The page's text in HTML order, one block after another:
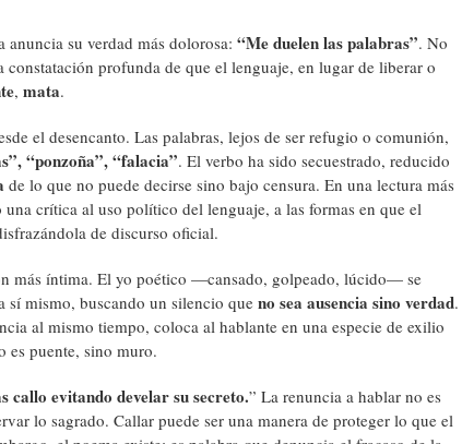
su verdad más dolorosa: “Me duelen las palabras”. No
profunda de que el lenguaje, en lugar de liberar o
, mata.
el desencanto. Las palabras, lejos de ser refugio o comunión,
“ponzoña”, “falacia”. El verbo ha sido secuestrado, reducido
de lo que no puede decirse sino bajo censura. En una lectura más
crítica al uso político del lenguaje, a las formas en que el
de discurso oficial.
más íntima. El yo poético —cansado, golpeado, lúcido— se
sí mismo, buscando un silencio que no sea ausencia sino verdad.
al mismo tiempo, coloca al hablante en una especie de exilio
es puente, sino muro.
callo evitando develar su secreto.” La renuncia a hablar no es
lo sagrado. Callar puede ser una manera de proteger lo que el